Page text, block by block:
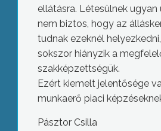
ellátásra. Létesülnek ugyan
nem biztos, hogy az
tudnak ezeknél
sokszor hiányzik a
szakképzettségük.
Ezért kiemelt jelentősége
munkaerő piaci
Pásztor Csilla